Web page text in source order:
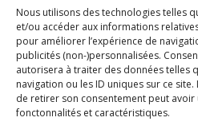
Nous utilisons des technologies telles
et/ou accéder aux informations
pour améliorer l’expérience de
publicités (non-)personnalisées.
autorisera à traiter des données telles
navigation ou les ID uniques sur ce
de retirer son consentement peut
fonctonnalités et caractéristiques.
Sports mécaniques
Tendances
Tennis
Tennis de Table
Tous les Sports